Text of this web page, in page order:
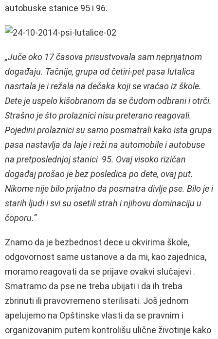
autobuske stanice 95 i 96.
„Juče oko 17 časova prisustvovala sam neprijatnom
događaju. Tačnije, grupa od četiri-pet pasa lutalica
nasrtala je i režala na dečaka koji se vraćao iz škole.
Dete je uspelo kišobranom da se čudom odbrani i otrči.
Strašno je što prolaznici nisu preterano reagovali.
Pojedini prolaznici su samo posmatrali kako ista grupa
pasa nastavlja da laje i reži na automobile i autobuse
na pretposlednjoj stanici 95. Ovaj visoko rizičan
događaj prošao je bez posledica po dete, ovaj put.
Nikome nije bilo prijatno da posmatra divlje pse. Bilo je i
starih ljudi i svi su osetili strah i njihovu dominaciju u
čoporu.“
Znamo da je bezbednost dece u okvirima škole,
odgovornost same ustanove a da mi, kao zajednica,
moramo reagovati da se prijave ovakvi slučajevi .
Smatramo da pse ne treba ubijati i da ih treba
zbrinuti ili pravovremeno sterilisati. Još jednom
apelujemo na Opštinske vlasti da se pravnim i
organizovanim putem kontrolišu ulične životinje kako